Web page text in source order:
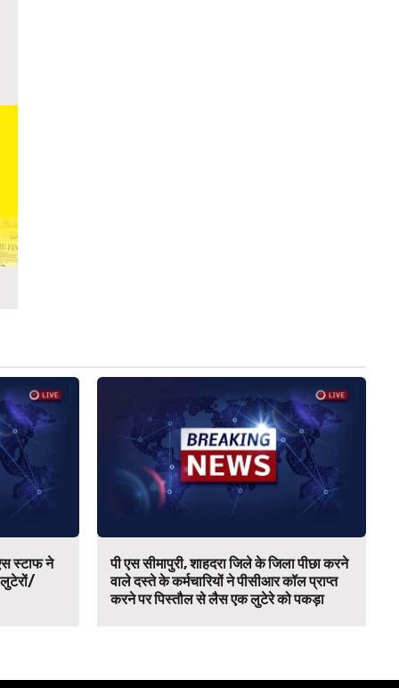
स्टाफ ने
लुटेरों/
पी एस सीमापुरी, शाहदरा जिले के जिला पीछा करने
वाले दस्ते के कर्मचारियों ने पीसीआर कॉल प्राप्त
करने पर पिस्तौल से लैस एक लुटेरे को पकड़ा